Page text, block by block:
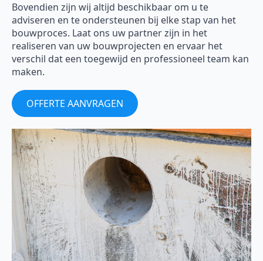
Bovendien zijn wij altijd beschikbaar om u te
adviseren en te ondersteunen bij elke stap van het
bouwproces. Laat ons uw partner zijn in het
realiseren van uw bouwprojecten en ervaar het
verschil dat een toegewijd en professioneel team kan
maken.
OFFERTE AANVRAGEN